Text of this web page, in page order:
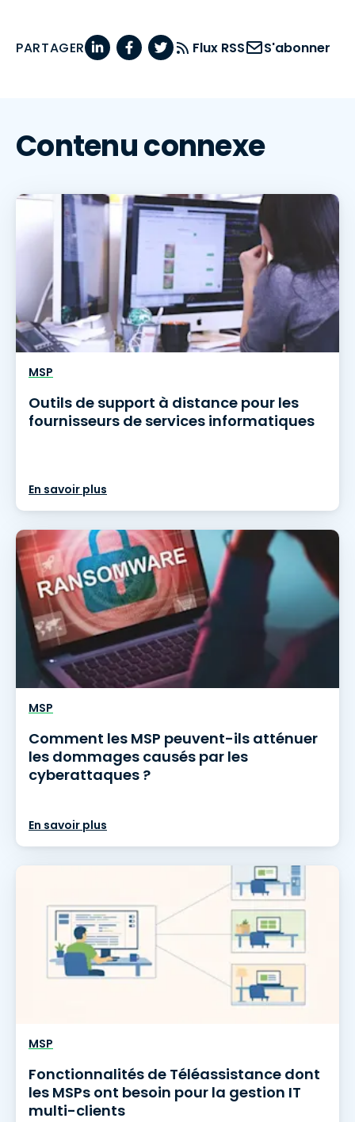
PARTAGER Flux RSS S'abonner
Contenu connexe
MSP
Outils de support à distance pour les
fournisseurs de services informatiques
En savoir plus
MSP
Comment les MSP peuvent-ils atténuer
les dommages causés par les
cyberattaques ?
En savoir plus
MSP
Fonctionnalités de Téléassistance dont
les MSPs ont besoin pour la gestion IT
multi-clients